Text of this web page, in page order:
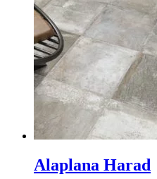
Alaplana Harad